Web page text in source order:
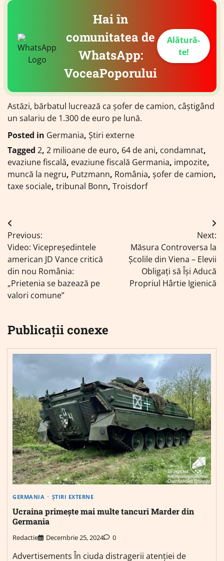
Hai în
comunitatea de
WhatsApp:
VoceaPoporului
Alătură-
te!
Astăzi, bărbatul lucrează ca șofer de camion, câștigând
un salariu de 1.300 de euro pe lună.
Posted in Germania, Știri externe
Tagged 2, 2 milioane de euro, 64 de ani, condamnat,
evaziune fiscală, evaziune fiscală Germania, impozite,
muncă la negru, Putzmann, România, șofer de camion,
taxe sociale, tribunal Bonn, Troisdorf
Navigare
în
articole
Previous:
Video: Vicepreședintele
american JD Vance critică
din nou România:
„Prietenia se bazează pe
valori comune”
Next:
Măsura Controversa la
Școlile din Viena – Elevii
Obligați să Își Aducă
Propriul Hârtie Igienică
Publicații conexe
GERMANIA ȘTIRI EXTERNE
Ucraina primește mai multe tancuri Marder din
Germania
Redactie Decembrie 25, 2024 0
Advertisements În ciuda distragerii atenției de